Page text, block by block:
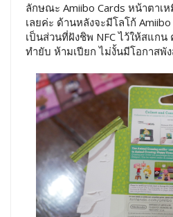
ลักษณะ Amiibo Cards หน้าตาเ
เลยค่ะ ด้านหลังจะมีโลโก้
เป็นส่วนที่ฝังชิพ NFC ไว้ให้สแก
ทำยับ ห้ามเปียก ไม่งั้นมีโอกาสพั